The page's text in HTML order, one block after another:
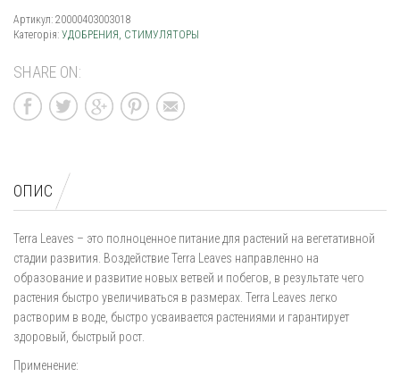
Артикул: 20000403003018
Категорія: УДОБРЕНИЯ, СТИМУЛЯТОРЫ
SHARE ON:
ОПИС
Terra Leaves – это полноценное питание для растений на вегетативной
стадии развития. Воздействие Terra Leaves направленно на
образование и развитие новых ветвей и побегов, в результате чего
растения быстро увеличиваться в размерах. Terra Leaves легко
растворим в воде, быстро усваивается растениями и гарантирует
здоровый, быстрый рост.
Применение: